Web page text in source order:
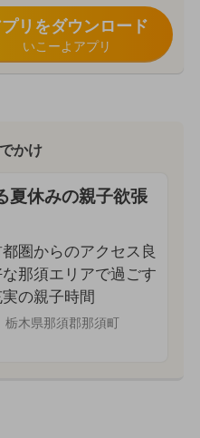
リをダウンロード
いこーよアプリ
かけ
夏休みの親子欲張
圏からのアクセス良
那須エリアで過ごす
実の親子時間
栃木県那須郡那須町